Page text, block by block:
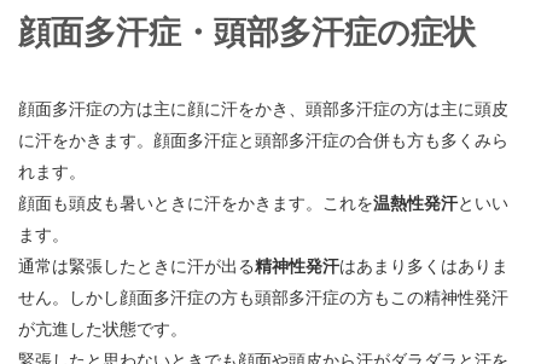
顔面多汗症・頭部多汗症の症状
顔面多汗症の方は主に顔に汗をかき、頭部多汗症の方は主に頭皮
に汗をかきます。顔面多汗症と頭部多汗症の合併も方も多くみら
れます。
顔面も頭皮も暑いときに汗をかきます。これを温熱性発汗といい
ます。
通常は緊張したときに汗が出る精神性発汗はあまり多くはありま
せん。しかし顔面多汗症の方も頭部多汗症の方もこの精神性発汗
が亢進した状態です。